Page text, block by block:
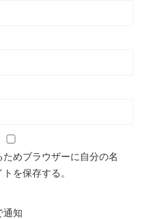
めブラウザーに自分の名
を保存する。
通知